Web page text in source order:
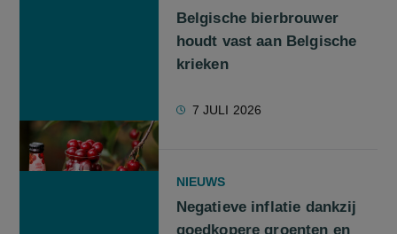
Belgische bierbrouwer
houdt vast aan Belgische
krieken
7 JULI 2026
NIEUWS
Negatieve inflatie dankzij
goedkopere groenten en